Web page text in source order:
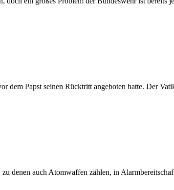
dem Papst seinen Rücktritt angeboten hatte. Der
denen auch Atomwaffen zählen, in